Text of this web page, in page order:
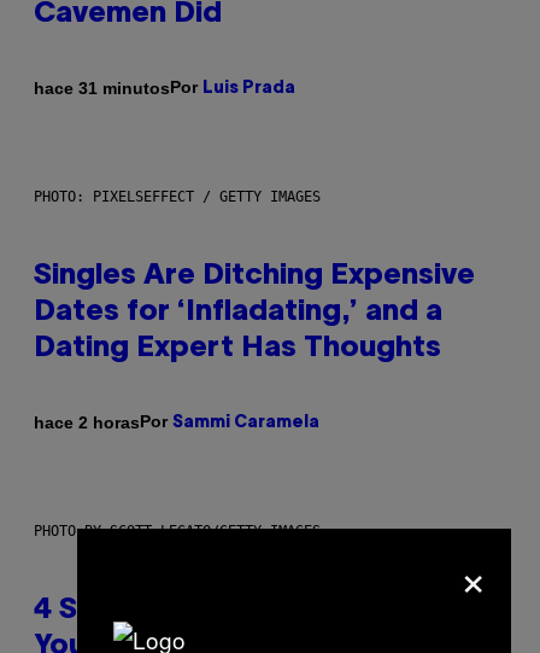
Cavemen Did
hace 31 minutosPor Luis Prada
PHOTO: PIXELSEFFECT / GETTY IMAGES
Singles Are Ditching Expensive
Dates for ‘Infladating,’ and a
Dating Expert Has Thoughts
hace 2 horasPor Sammi Caramela
PHOTO BY SCOTT LEGATO/GETTY IMAGES
4 Shoegaze Songs to Listen to if
You Don’t Know if You Like
×